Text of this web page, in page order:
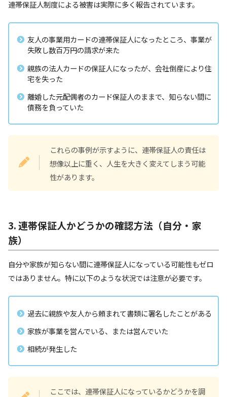
連帯保証人制度による被害は実際に多く報告されています。
友人の事業用カードの連帯保証人になったところ、事業が
失敗し数百万円の請求が来た
親族の法人カードの保証人になったが、会社倒産により住
宅を失った
離婚した元配偶者のカード保証人のままで、知らない間に
債務を負っていた
これらの事例が示すように、連帯保証人の責任は
想像以上に重く、人生を大きく変えてしまう可能
性があります。
3. 連帯保証人かどうかの確認方法（自分・家
族）
自分や家族が知らない間に連帯保証人になっている可能性もゼロ
ではありません。特に以下のような状況では注意が必要です。
過去に親族や友人から頼まれて書類に署名したことがある
家族が事業を営んでいる、または営んでいた
相続が発生した
ここでは、連帯保証人になっているかどうかを調